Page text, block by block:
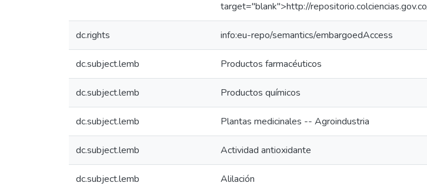
target="blank">http://
dc.rights info:eu-repo/semantics/embargoedAccess
dc.subject.lemb Productos farmacéuticos
dc.subject.lemb Productos químicos
dc.subject.lemb Plantas medicinales -- Agroindustria
dc.subject.lemb Actividad antioxidante
dc.subject.lemb Alilación